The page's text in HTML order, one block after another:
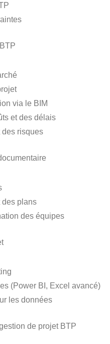
via le BIM
et des délais
des risques
des plans
des équipes
(Power BI, Excel avancé)
les données
de projet BTP